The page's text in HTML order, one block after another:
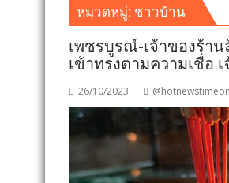
หมวดหมู่: ชาวบ้าน
เพชรบูรณ์-เจ้าของร้า
เข้าทรงตามความเชื่อ
26/10/2023